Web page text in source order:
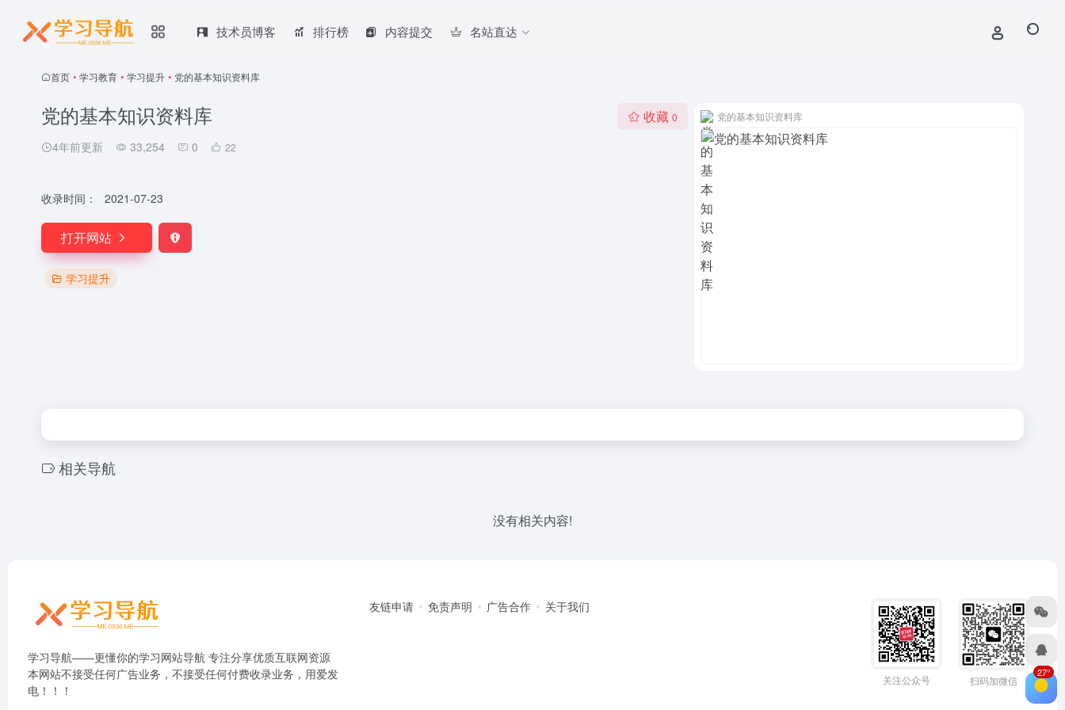
技术员博客 排行榜 内容提交 名站直达
首页 • 学习教育 • 学习提升 • 党的基本知识资料库
党的基本知识资料库
4年前更新 33,254 0 22
收藏 0
收录时间： 2021-07-23
打开网站
学习提升
党的基本知识资料库
相关导航
没有相关内容!
学习导航——更懂你的学习网站导航 专注分享优质互联网资源
本网站不接受任何广告业务，不接受任何付费收录业务，用爱发
电！！！
友链申请 免责声明 广告合作 关于我们
关注公众号 扫码加微信
27°